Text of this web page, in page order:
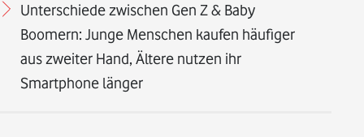
Unterschiede zwischen Gen Z & Baby
Boomern: Junge Menschen kaufen häufiger
aus zweiter Hand, Ältere nutzen ihr
Smartphone länger